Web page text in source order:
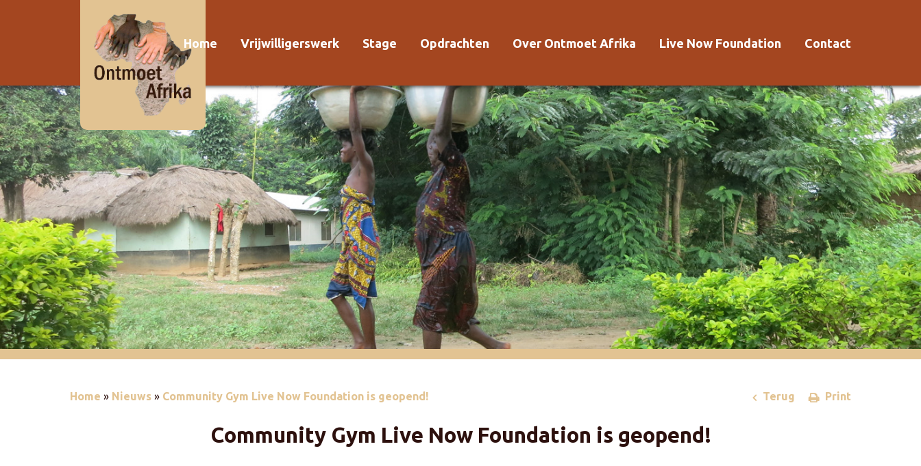
Home Vrijwilligerswerk Stage Opdrachten
Kosten
Over Ontmoet Afrika
Kwaliteitsrichtlijn
Live Now Foundation Contact
Voorwaarden
Home » Nieuws » Community Gym Live Now Foundation is geopend! Print
Terug
Community Gym Live Now Foundation is geopend!